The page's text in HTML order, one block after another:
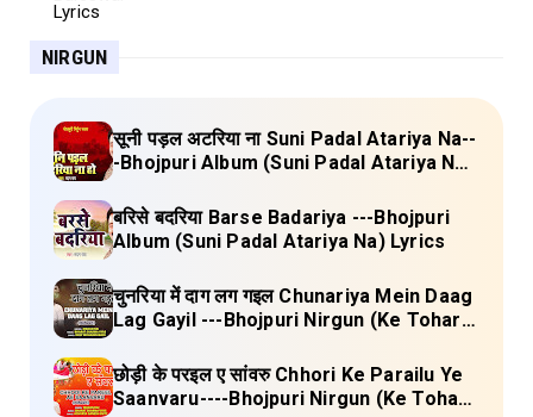
NIRGUN
सूनी पड़ल अटरिया ना Suni Padal Atariya Na--
-Bhojpuri Album (Suni Padal Atariya Na)
बरिसे बदरिया Barse Badariya ---Bhojpuri
Album (Suni Padal Atariya Na) Lyrics
चुनरिया में दाग लग गइल Chunariya Mein Daag
Lag Gayil ---Bhojpuri Nirgun (Ke Tohara
छोड़ी के परइल ए सांवरु Chhori Ke Parailu Ye
Saanvaru----Bhojpuri Nirgun (Ke Tohara